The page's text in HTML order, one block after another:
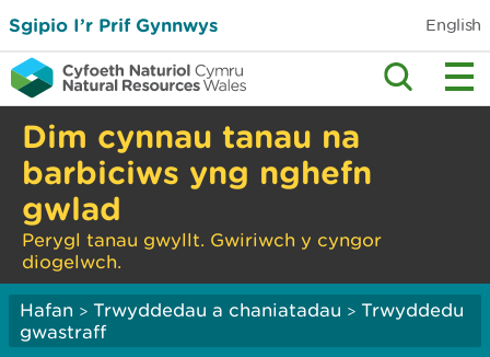
Sgipio I’r Prif Gynnwys English
Dim cynnau tanau na
barbiciws yng nghefn
gwlad
Perygl tanau gwyllt. Gwiriwch y cyngor
diogelwch.
Hafan > Trwyddedau a chaniatadau > Trwyddedu
gwastraff